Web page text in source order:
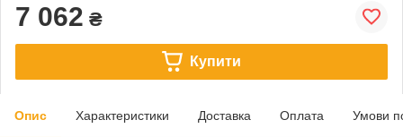
7 062 ₴
Купити
Опис Характеристики Доставка Оплата Умови